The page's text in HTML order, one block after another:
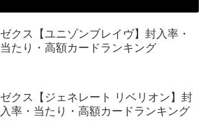
ゼクス【ユニゾンブレイヴ】封入率・
当たり・高額カードランキング
ゼクス【ジェネレート リベリオン】封
入率・当たり・高額カードランキング